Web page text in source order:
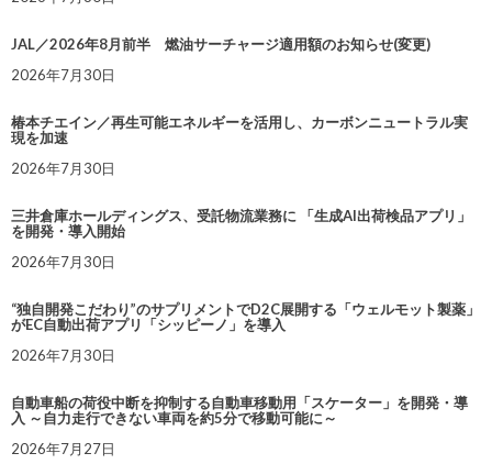
JAL／2026年8月前半 燃油サーチャージ適用額のお知らせ(変更)
2026年7月30日
椿本チエイン／再生可能エネルギーを活用し、カーボンニュートラル実
現を加速
2026年7月30日
三井倉庫ホールディングス、受託物流業務に 「生成AI出荷検品アプリ」
を開発・導入開始
2026年7月30日
“独自開発こだわり”のサプリメントでD2C展開する「ウェルモット製薬」
がEC自動出荷アプリ「シッピーノ」を導入
2026年7月30日
自動車船の荷役中断を抑制する自動車移動用「スケーター」を開発・導
入 ～自力走行できない車両を約5分で移動可能に～
2026年7月27日